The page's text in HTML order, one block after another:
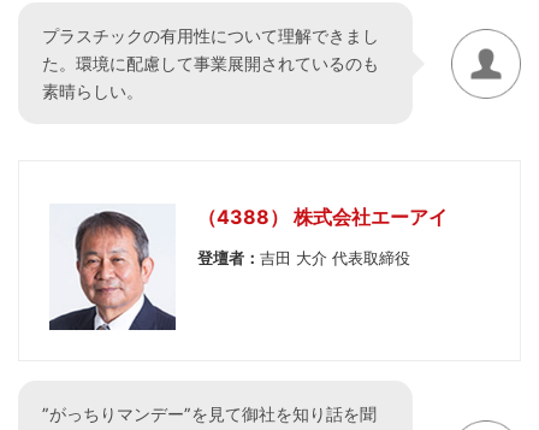
プラスチックの有用性について理解できまし
た。環境に配慮して事業展開されているのも
素晴らしい。
（4388） 株式会社エーアイ
登壇者： 吉田 大介 代表取締役
”がっちりマンデー”を見て御社を知り話を聞